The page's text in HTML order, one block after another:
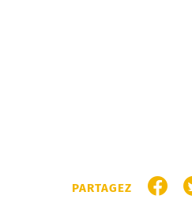
PARTAGEZ